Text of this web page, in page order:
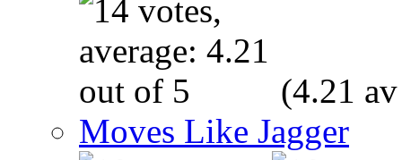
(4.21
Moves Like Jagger